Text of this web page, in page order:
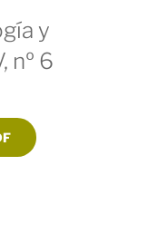
y
nº 6